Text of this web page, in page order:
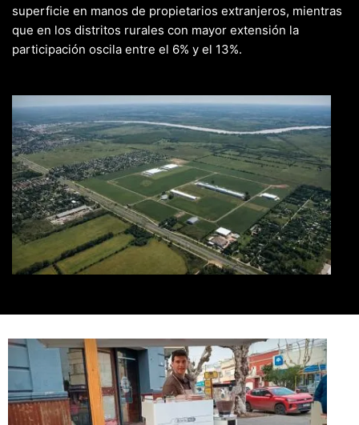
superficie en manos de propietarios extranjeros, mientras
que en los distritos rurales con mayor extensión la
participación oscila entre el 6% y el 13%.